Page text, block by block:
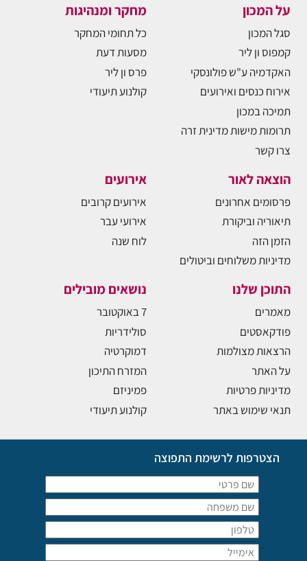
על המכון
סגל המכון
קמפוס ון ליר
האקדמיה ע"ש פולונסקי
אירוח כנסים ואירועים
תמיכה במכון
תרומות מישות מדינית זרה
צרו קשר
מחקר ומנהיגות
כל תחומי המחקר
מסעות דעת
פרס ון ליר
קולנוע תיעודי
הוצאה לאור
פרסומים אחרונים
תיאוריה וביקורת
הזמן הזה
מדיניות משלוחים וביטולים
אירועים
אירועים קרובים
אירועי עבר
לוח שנה
התוכן שלנו
מאמרים
פודקאסטים
הרצאות מצולמות
על האתר
מדיניות פרטיות
תנאי שימוש באתר
נושאים מובילים
7 באוקטובר
סולידריות
דמוקרטיה
המזרח התיכון
פמיניזם
קולנוע תיעודי
הצטרפות לרשימת התפוצה